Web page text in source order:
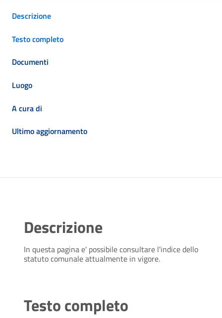
Descrizione
Testo completo
Documenti
Luogo
A cura di
Ultimo aggiornamento
Descrizione
In questa pagina e' possibile consultare l'indice dello
statuto comunale attualmente in vigore.
Testo completo